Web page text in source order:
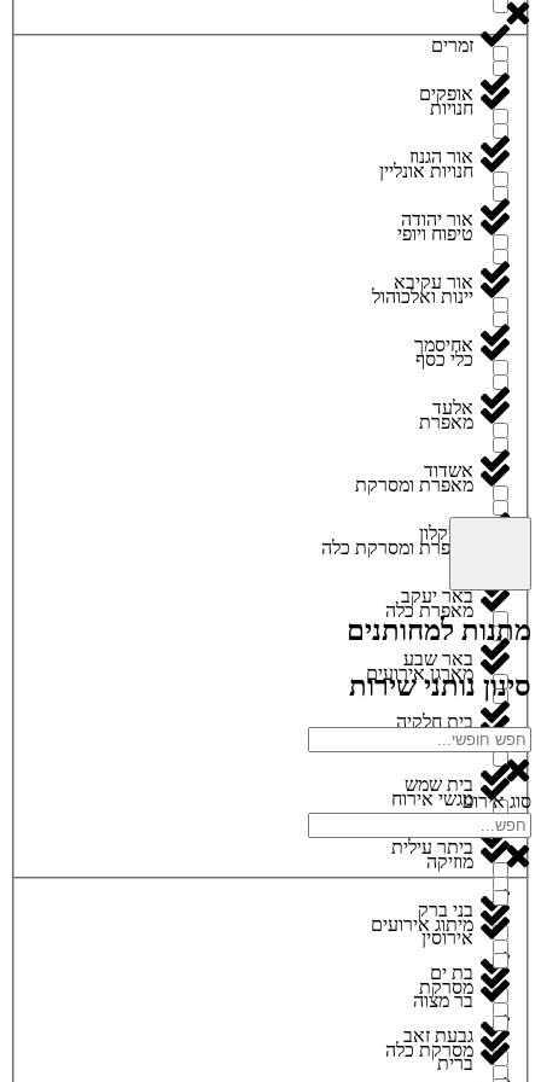
זמרים
חנויות
חנויות אונליין
טיפוח ויופי
יינות ואלכוהול
כלי כסף
מאפרת
מאפרת ומסרקת
מאפרת ומסרקת כלה
מאפרת כלה
מארגן אירועים
מגנטים
מגשי אירוח
מוזיקה
מיתוג אירועים
מסרקת
מסרקת כלה
אופקים
אור הגנוז
אור יהודה
אור עקיבא
אחיסמך
אלעד
אשדוד
אשקלון
באר יעקב
באר שבע
בית חלקיה
בית שמש
ביתר עילית
בני ברק
בת ים
גבעת זאב
מתנות למחותנים
סינון נותני שירות
סוג אירוע
אירוסין
בר מצוה
ברית